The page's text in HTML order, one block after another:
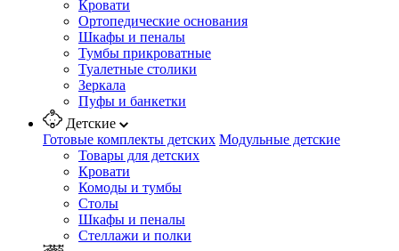
Кровати
Ортопедические основания
Шкафы и пеналы
Тумбы прикроватные
Туалетные столики
Зеркала
Пуфы и банкетки
Детские
Готовые комплекты детских Модульные детские
Товары для детских
Кровати
Комоды и тумбы
Столы
Шкафы и пеналы
Стеллажи и полки